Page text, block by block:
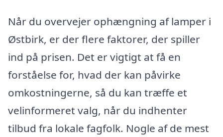
Når du overvejer ophængning af lamper i
Østbirk, er der flere faktorer, der spiller
ind på prisen. Det er vigtigt at få en
forståelse for, hvad der kan påvirke
omkostningerne, så du kan træffe et
velinformeret valg, når du indhenter
tilbud fra lokale fagfolk. Nogle af de mest